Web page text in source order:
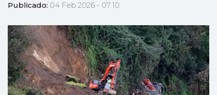
Publicado: 04 Feb 2026 - 07:10